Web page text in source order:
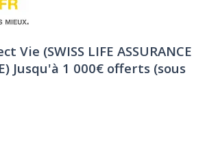
Vie (SWISS LIFE ASSURANCE
Jusqu'à 1 000€ offerts (sous